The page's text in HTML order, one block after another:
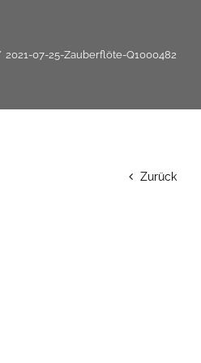
2021-07-25-Zauberflöte-Q1000482
Zurück